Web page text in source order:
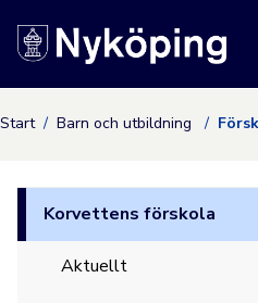
Start Barn och utbildning
Korvettens förskola
Aktuellt